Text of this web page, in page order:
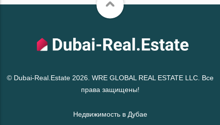
© Dubai-Real.Estate 2026. WRE GLOBAL REAL ESTATE LLC. Все
права защищены!
Недвижимость в Дубае